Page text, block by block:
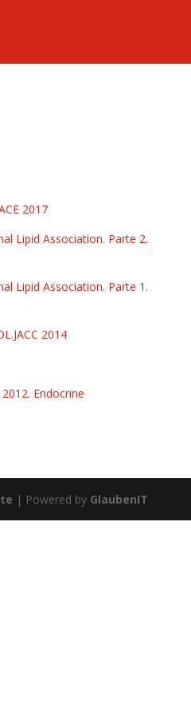
2017
Lipid Association. Parte 2.
Lipid Association. Parte 1.
2014
Endocrine
| Powered by GlaubenIT